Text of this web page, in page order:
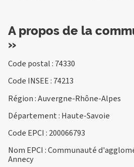
A propos de la
»
Code postal : 74330
Code INSEE : 74213
Région : Auvergne-Rhône-Alpes
Département : Haute-Savoie
Code EPCI : 200066793
Nom EPCI : Communauté
Annecy